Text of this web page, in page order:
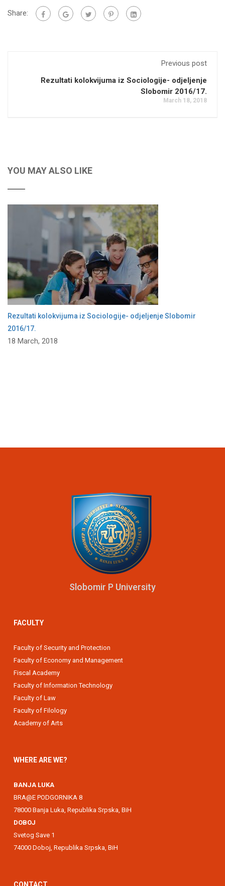
Share:
Previous post
Rezultati kolokvijuma iz Sociologije- odjeljenje
Slobomir 2016/17.
March 18, 2018
YOU MAY ALSO LIKE
Rezultati kolokvijuma iz Sociologije- odjeljenje Slobomir
2016/17.
18 March, 2018
Slobomir P University
FACULTY
Faculty of Security and Protection
Faculty of Economy and Management
Fiscal Academy
Faculty of Information Technology
Faculty of Law
Faculty of Filology
Academy of Arts
WHERE ARE WE?
BANJA LUKA
BRA@E PODGORNIKA 8
78000 Banja Luka, Republika Srpska, BiH
DOBOJ
Svetog Save 1
74000 Doboj, Republika Srpska, BiH